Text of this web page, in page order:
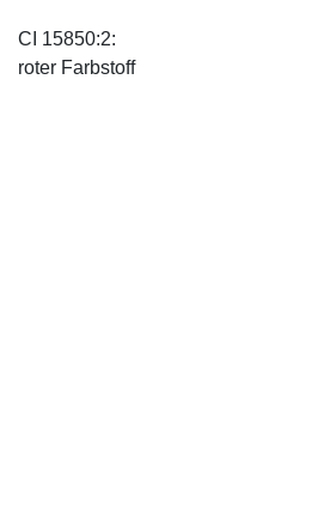
CI 15850:2:
roter Farbstoff